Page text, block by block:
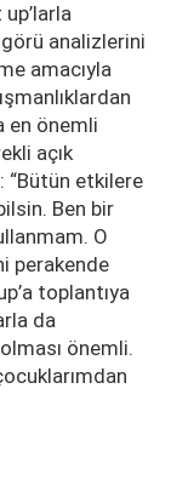
görü analizlerini
amacıyla
en önemli
açık
“Bütün etkilere
Ben bir
O
perakende
toplantıya
da
önemli.